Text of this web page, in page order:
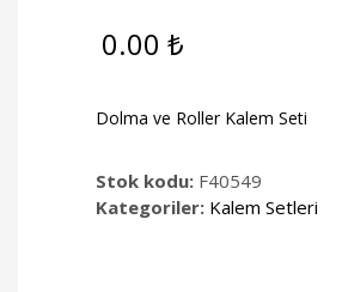
0.00 ₺
Dolma ve Roller Kalem Seti
Stok kodu: F40549
Kategoriler: Kalem Setleri